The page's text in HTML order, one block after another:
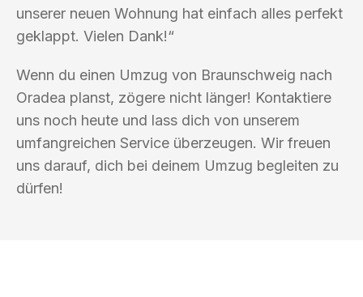
unserer neuen Wohnung hat einfach alles perfekt
geklappt. Vielen Dank!“
Wenn du einen Umzug von Braunschweig nach
Oradea planst, zögere nicht länger! Kontaktiere
uns noch heute und lass dich von unserem
umfangreichen Service überzeugen. Wir freuen
uns darauf, dich bei deinem Umzug begleiten zu
dürfen!